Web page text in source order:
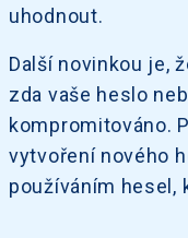
uhodnout.
Další novinkou je,
zda vaše heslo
kompromitováno.
vytvoření nového
používáním hesel,